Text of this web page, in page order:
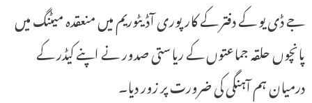
جے ڈی یو کے دفتر کے کارپوری آڈیٹوریم میں منعقدہ میٹنگ میں
پانچوں حلقہ جماعتوں کے ریاستی صدور نے اپنے کیڈر کے
درمیان ہم آہنگی کی ضرورت پر زور دیا۔